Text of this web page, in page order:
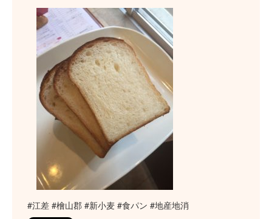
#江差 #檜山郡 #新小麦 #食パン #地産地消